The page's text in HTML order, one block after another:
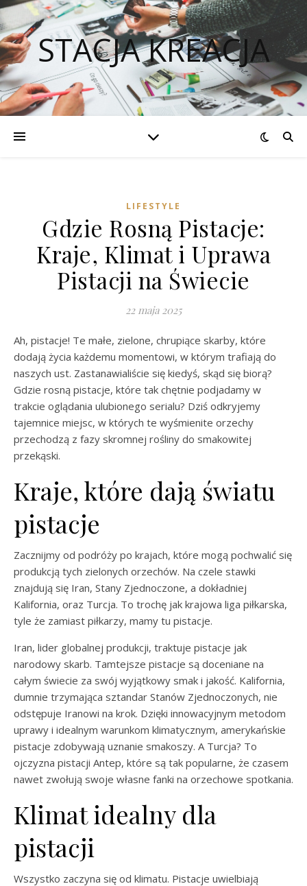
STACJA KREACJA
LIFESTYLE
Gdzie Rosną Pistacje:
Kraje, Klimat i Uprawa
Pistacji na Świecie
22 maja 2025
Ah, pistacje! Te małe, zielone, chrupiące skarby, które
dodają życia każdemu momentowi, w którym trafiają do
naszych ust. Zastanawialiście się kiedyś, skąd się biorą?
Gdzie rosną pistacje, które tak chętnie podjadamy w
trakcie oglądania ulubionego serialu? Dziś odkryjemy
tajemnice miejsc, w których te wyśmienite orzechy
przechodzą z fazy skromnej rośliny do smakowitej
przekąski.
Kraje, które dają światu
pistacje
Zacznijmy od podróży po krajach, które mogą pochwalić się
produkcją tych zielonych orzechów. Na czele stawki
znajdują się Iran, Stany Zjednoczone, a dokładniej
Kalifornia, oraz Turcja. To trochę jak krajowa liga piłkarska,
tyle że zamiast piłkarzy, mamy tu pistacje.
Iran, lider globalnej produkcji, traktuje pistacje jak
narodowy skarb. Tamtejsze pistacje są doceniane na
całym świecie za swój wyjątkowy smak i jakość. Kalifornia,
dumnie trzymająca sztandar Stanów Zjednoczonych, nie
odstępuje Iranowi na krok. Dzięki innowacyjnym metodom
uprawy i idealnym warunkom klimatycznym, amerykańskie
pistacje zdobywają uznanie smakoszy. A Turcja? To
ojczyzna pistacji Antep, które są tak popularne, że czasem
nawet zwołują swoje własne fanki na orzechowe spotkania.
Klimat idealny dla
pistacji
Wszystko zaczyna się od klimatu. Pistacje uwielbiają